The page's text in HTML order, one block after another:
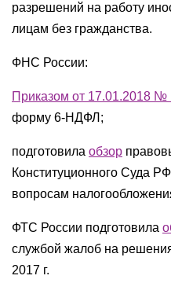
разрешений на работу
лицам без гражданства.
ФНС России:
Приказом от 17.01.2018
форму 6-НДФЛ;
подготовила обзор
Конституционного Суда
вопросам
ФТС России подготовила
службой жалоб на
2017 г.